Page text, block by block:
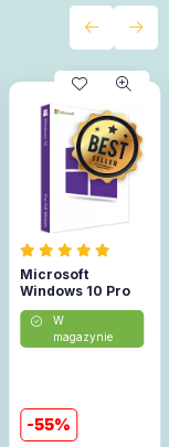
Microsoft
Windows 10 Pro
W
magazynie
55